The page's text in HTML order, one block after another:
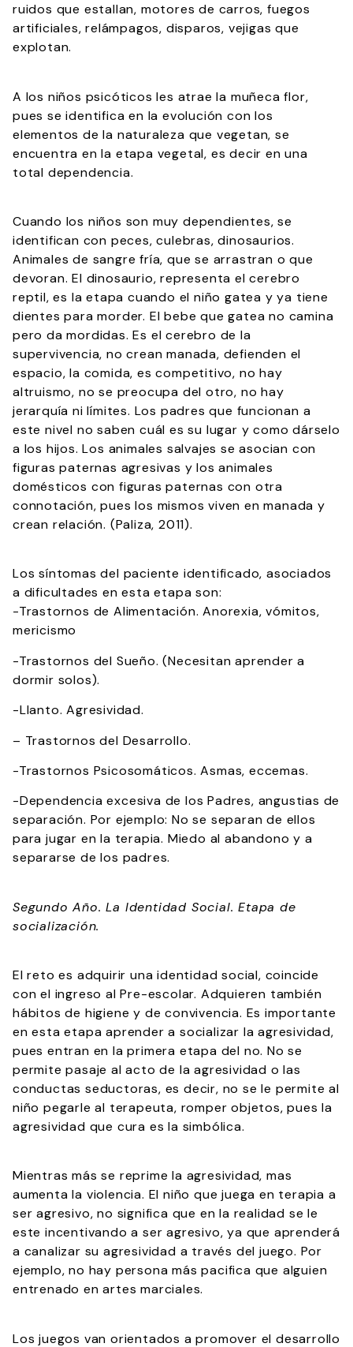
ruidos que estallan, motores de carros, fuegos
artificiales, relámpagos, disparos, vejigas que
explotan.
A los niños psicóticos les atrae la muñeca flor,
pues se identifica en la evolución con los
elementos de la naturaleza que vegetan, se
encuentra en la etapa vegetal, es decir en una
total dependencia.
Cuando los niños son muy dependientes, se
identifican con peces, culebras, dinosaurios.
Animales de sangre fría, que se arrastran o que
devoran. El dinosaurio, representa el cerebro
reptil, es la etapa cuando el niño gatea y ya tiene
dientes para morder. El bebe que gatea no camina
pero da mordidas. Es el cerebro de la
supervivencia, no crean manada, defienden el
espacio, la comida, es competitivo, no hay
altruismo, no se preocupa del otro, no hay
jerarquía ni límites. Los padres que funcionan a
este nivel no saben cuál es su lugar y como dárselo
a los hijos. Los animales salvajes se asocian con
figuras paternas agresivas y los animales
domésticos con figuras paternas con otra
connotación, pues los mismos viven en manada y
crean relación. (Paliza, 2011).
Los síntomas del paciente identificado, asociados
a dificultades en esta etapa son:
-Trastornos de Alimentación. Anorexia, vómitos,
mericismo
-Trastornos del Sueño. (Necesitan aprender a
dormir solos).
-Llanto. Agresividad.
– Trastornos del Desarrollo.
-Trastornos Psicosomáticos. Asmas, eccemas.
-Dependencia excesiva de los Padres, angustias de
separación. Por ejemplo: No se separan de ellos
para jugar en la terapia. Miedo al abandono y a
separarse de los padres.
Segundo Año. La Identidad Social. Etapa de
socialización.
El reto es adquirir una identidad social, coincide
con el ingreso al Pre-escolar. Adquieren también
hábitos de higiene y de convivencia. Es importante
en esta etapa aprender a socializar la agresividad,
pues entran en la primera etapa del no. No se
permite pasaje al acto de la agresividad o las
conductas seductoras, es decir, no se le permite al
niño pegarle al terapeuta, romper objetos, pues la
agresividad que cura es la simbólica.
Mientras más se reprime la agresividad, mas
aumenta la violencia. El niño que juega en terapia a
ser agresivo, no significa que en la realidad se le
este incentivando a ser agresivo, ya que aprenderá
a canalizar su agresividad a través del juego. Por
ejemplo, no hay persona más pacifica que alguien
entrenado en artes marciales.
Los juegos van orientados a promover el desarrollo